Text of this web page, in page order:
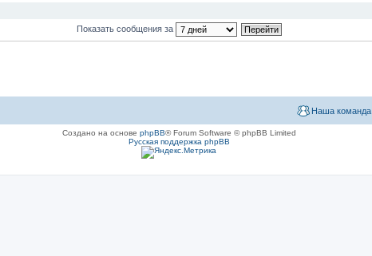
Показать сообщения за
Наша команда
Создано на основе phpBB® Forum Software © phpBB Limited
Русская поддержка phpBB